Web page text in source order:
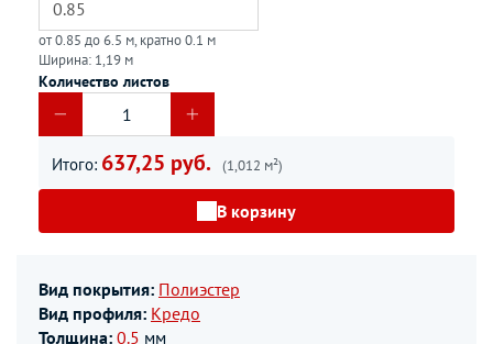
от 0.85 до 6.5 м, кратно 0.1 м
Ширина: 1,19 м
Количество листов
Итого: 637,25 руб. (1,012 м²)
В корзину
Вид покрытия: Полиэстер
Вид профиля: Кредо
Толщина: 0.5 мм